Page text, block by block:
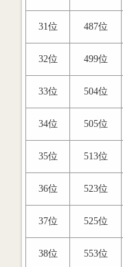
31位 487位
32位 499位
33位 504位
34位 505位
35位 513位
36位 523位
37位 525位
38位 553位